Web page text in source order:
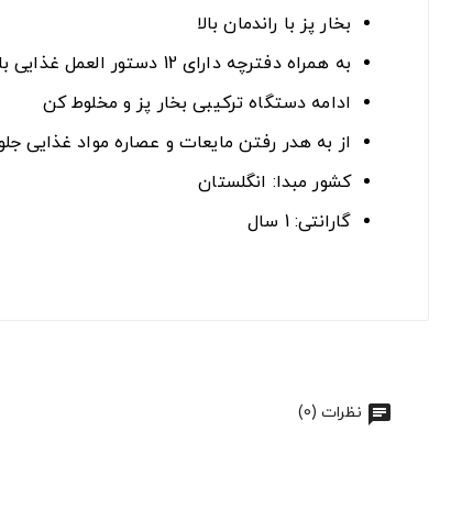
بخار پز با راندمان بالا
به همراه دفترچه دارای 12 دستور العمل غذایی با توجه به مراحل مختلف تغذیه کودک
ادامه دستگاه ترکیبی بخار پز و مخلوط کن
از به هدر رفتن مایعات و عصاره مواد غذایی
کشور مبدا: انگلستان
گارانتی: 1 سال
نظرات (0)